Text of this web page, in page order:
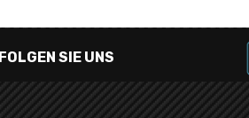
FOLGEN SIE UNS